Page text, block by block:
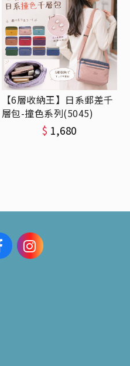
【6層收納王】日系郵差千
層包-撞色系列(5045)
$ 1,680